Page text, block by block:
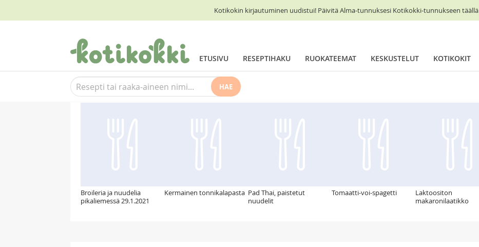
Kotikokin kirjautuminen uudistui! Päivitä Alma-tunnuksesi Kotikokki-tunnukseen täällä
ETUSIVU RESEPTIHAKU RUOKATEEMAT KESKUSTELUT KOTIKOKIT
HAE
Suosittelemme myös
Broileria ja nuudelia
pikaliemessä 29.1.2021
Kermainen tonnikalapasta Pad Thai, paistetut
nuudelit
Tomaatti-voi-spagetti
Laktoositon
makaronilaatikko